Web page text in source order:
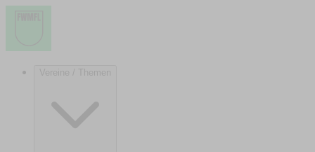
Vereine / Themen